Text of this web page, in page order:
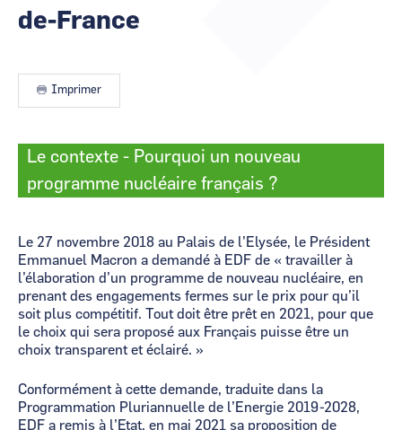
CCI Business
Occitanie
Pays de la Loire
CCI Business
Occitanie
Pays de la Loire
de-France
Imprimer
Le contexte - Pourquoi un nouveau
programme nucléaire français ?
Le 27 novembre 2018 au Palais de l’Elysée, le Président
Emmanuel Macron a demandé à EDF de « travailler à
l’élaboration d’un programme de nouveau nucléaire, en
prenant des engagements fermes sur le prix pour qu’il
soit plus compétitif. Tout doit être prêt en 2021, pour que
le choix qui sera proposé aux Français puisse être un
choix transparent et éclairé. »
Conformément à cette demande, traduite dans la
Programmation Pluriannuelle de l’Energie 2019-2028,
EDF a remis à l’Etat, en mai 2021 sa proposition de